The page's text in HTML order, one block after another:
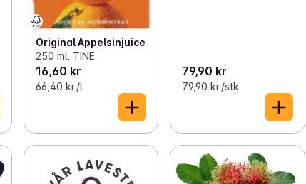
Original Appelsinjuice
250 ml, TINE
16,60 kr
66,40 kr /l
79,90 kr
79,90 kr /stk